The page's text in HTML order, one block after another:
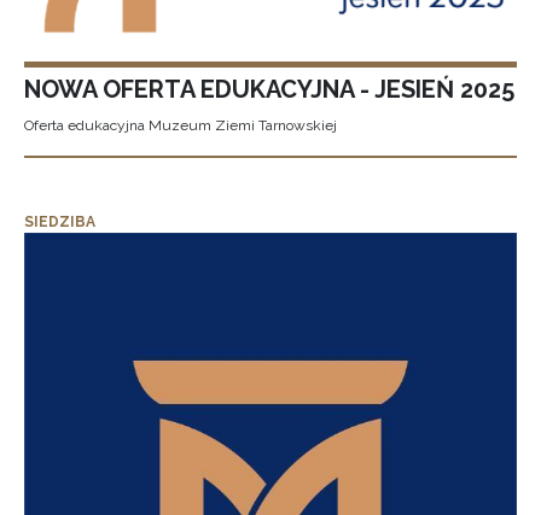
NOWA OFERTA EDUKACYJNA - JESIEŃ 2025
Oferta edukacyjna Muzeum Ziemi Tarnowskiej
SIEDZIBA